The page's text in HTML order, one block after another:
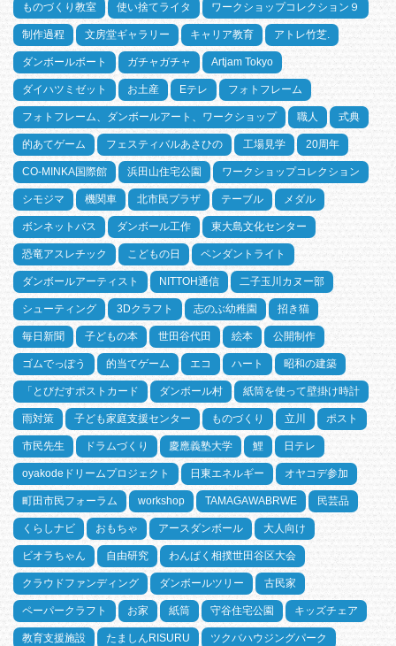
ものづくり教室 使い捨てライタ ワークショップコレクション９
制作過程 文房堂ギャラリー キャリア教育 アトレ竹芝.
ダンボールボート ガチャガチャ Artjam Tokyo
ダイハツミゼット お土産 Eテレ フォトフレーム
フォトフレーム、ダンボールアート、ワークショップ 職人 式典
的あてゲーム フェスティバルあさひの 工場見学 20周年
CO-MINKA国際館 浜田山住宅公園 ワークショップコレクション
シモジマ 機関車 北市民プラザ テーブル メダル
ボンネットバス ダンボール工作 東大島文化センター
恐竜アスレチック こどもの日 ペンダントライト
ダンボールアーティスト NITTOH通信 二子玉川カヌー部
シューティング 3Dクラフト 志のぶ幼稚園 招き猫
毎日新聞 子どもの本 世田谷代田 絵本 公開制作
ゴムでっぽう 的当てゲーム エコ ハート 昭和の建築
「とびだすポストカード ダンボール村 紙筒を使って壁掛け時計
雨対策 子ども家庭支援センター ものづくり 立川 ポスト
市民先生 ドラムづくり 慶應義塾大学 鯉 日テレ
oyakodeドリームプロジェクト 日東エネルギー オヤコデ参加
町田市民フォーラム workshop TAMAGAWABRWE 民芸品
くらしナビ おもちゃ アースダンボール 大人向け
ビオラちゃん 自由研究 わんぱく相撲世田谷区大会
クラウドファンディング ダンボールツリー 古民家
ペーパークラフト お家 紙筒 守谷住宅公園 キッズチェア
教育支援施設 たましんRISURU ツクバハウジングパーク